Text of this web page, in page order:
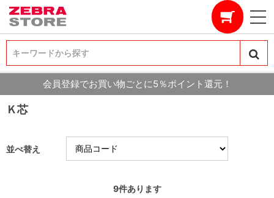
キーワードから探す
キーワードから探す
会員登録でお買い物ごとに5％ポイント還元！
Ｋ芯
並べ替え
9件あります